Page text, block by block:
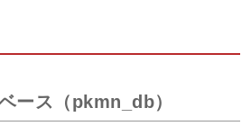
ース（pkmn_db）